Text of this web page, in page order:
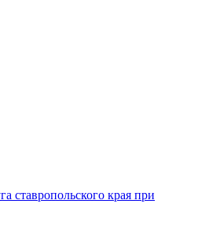
ставропольского края при